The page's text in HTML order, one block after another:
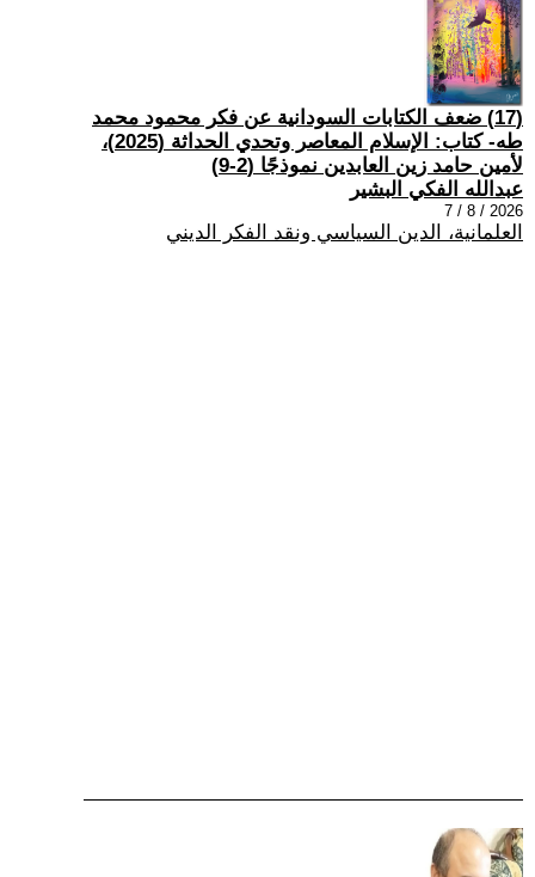
(17) ضعف الكتابات السودانية عن فكر محمود محمد
طه- كتاب: الإسلام المعاصر وتحدي الحداثة (2025)،
لأمين حامد زين العابدين نموذجًا (2-9)
عبدالله الفكي البشير
2026 / 8 / 7
العلمانية، الدين السياسي ونقد الفكر الديني